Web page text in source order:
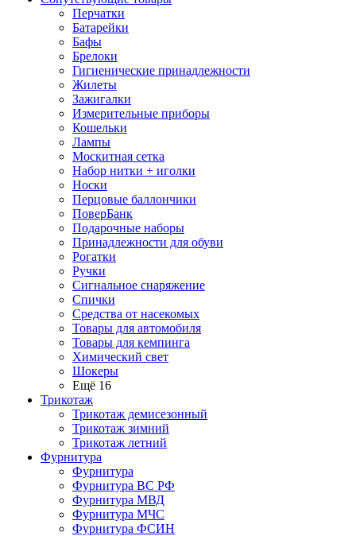
Перчатки
Батарейки
Бафы
Брелоки
Гигиенические принадлежности
Жилеты
Зажигалки
Измерительные приборы
Кошельки
Лампы
Москитная сетка
Набор нитки + иголки
Носки
Перцовые баллончики
ПоверБанк
Подарочные наборы
Принадлежности для обуви
Рогатки
Ручки
Сигнальное снаряжение
Спички
Средства от насекомых
Товары для автомобиля
Товары для кемпинга
Химический свет
Шокеры
Ещё 16
Трикотаж
Трикотаж демисезонный
Трикотаж зимний
Трикотаж летний
Фурнитура
Фурнитура
Фурнитура ВС РФ
Фурнитура МВД
Фурнитура МЧС
Фурнитура ФСИН